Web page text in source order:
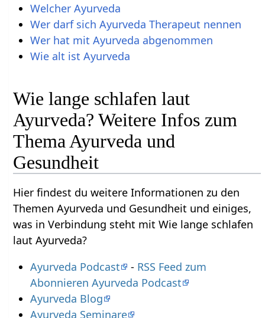
Welcher Ayurveda
Wer darf sich Ayurveda Therapeut nennen
Wer hat mit Ayurveda abgenommen
Wie alt ist Ayurveda
Wie lange schlafen laut
Ayurveda? Weitere Infos zum
Thema Ayurveda und
Gesundheit
Hier findest du weitere Informationen zu den
Themen Ayurveda und Gesundheit und einiges,
was in Verbindung steht mit Wie lange schlafen
laut Ayurveda?
Ayurveda Podcast
- RSS Feed zum
Abonnieren Ayurveda Podcast
Ayurveda Blog
Ayurveda Seminare